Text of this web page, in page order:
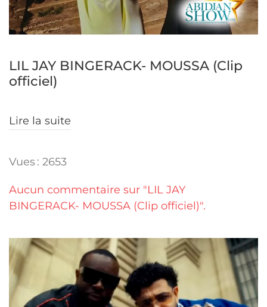
LIL JAY BINGERACK- MOUSSA (Clip
officiel)
Lire la suite
Vues : 2653
Aucun commentaire sur "LIL JAY
BINGERACK- MOUSSA (Clip officiel)".